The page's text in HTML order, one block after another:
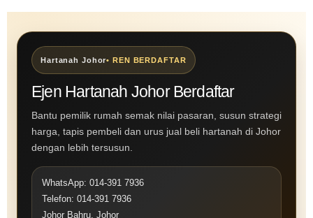
Hartanah Johor• REN BERDAFTAR
Ejen Hartanah Johor Berdaftar
Bantu pemilik rumah semak nilai pasaran, susun strategi
harga, tapis pembeli dan urus jual beli hartanah di Johor
dengan lebih tersusun.
WhatsApp: 014-391 7936
Telefon: 014-391 7936
Johor Bahru, Johor